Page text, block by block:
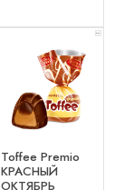
x 2
Toffee Premio
КРАСНЫЙ
ОКТЯБРЬ